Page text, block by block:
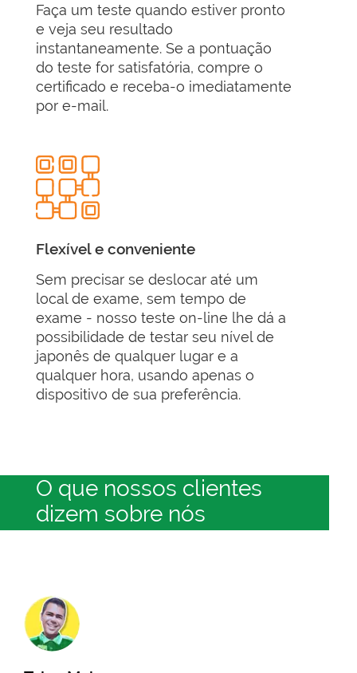
Faça um teste quando estiver pronto
e veja seu resultado
instantaneamente. Se a pontuação
do teste for satisfatória, compre o
certificado e receba-o imediatamente
por e-mail.
Flexível e conveniente
Sem precisar se deslocar até um
local de exame, sem tempo de
exame - nosso teste on-line lhe dá a
possibilidade de testar seu nível de
japonês de qualquer lugar e a
qualquer hora, usando apenas o
dispositivo de sua preferência.
O que nossos clientes
dizem sobre nós